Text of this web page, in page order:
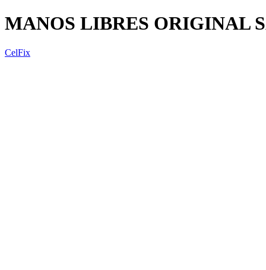
MANOS LIBRES ORIGINAL
CelFix